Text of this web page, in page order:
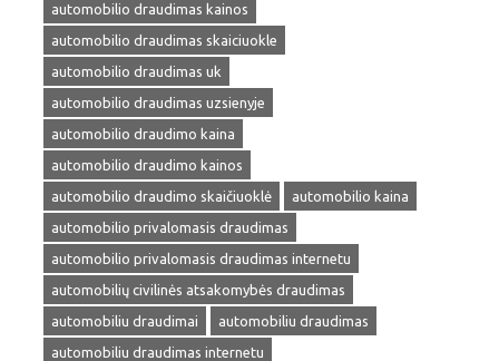
automobilio draudimas kainos
automobilio draudimas skaiciuokle
automobilio draudimas uk
automobilio draudimas uzsienyje
automobilio draudimo kaina
automobilio draudimo kainos
automobilio draudimo skaičiuoklė
automobilio kaina
automobilio privalomasis draudimas
automobilio privalomasis draudimas internetu
automobilių civilinės atsakomybės draudimas
automobiliu draudimai
automobiliu draudimas
automobiliu draudimas internetu